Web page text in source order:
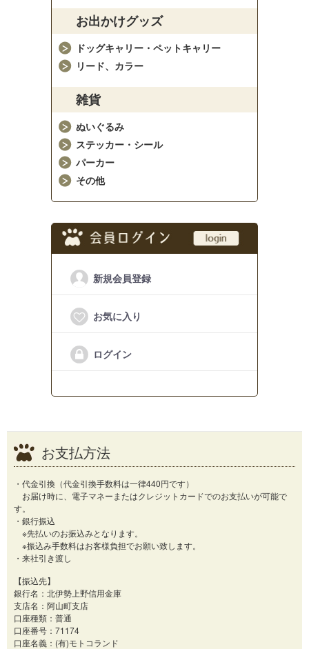
お出かけグッズ
ドッグキャリー・ペットキャリー
リード、カラー
雑貨
ぬいぐるみ
ステッカー・シール
パーカー
その他
新規会員登録
お気に入り
ログイン
お支払方法
・代金引換（代金引換手数料は一律440円です）
お届け時に、電子マネーまたはクレジットカードでのお支払いが可能で
す。
・銀行振込
※先払いのお振込みとなります。
※振込み手数料はお客様負担でお願い致します。
・来社引き渡し
【振込先】
銀行名：北伊勢上野信用金庫
支店名：阿山町支店
口座種類：普通
口座番号：71174
口座名義：(有)モトコランド